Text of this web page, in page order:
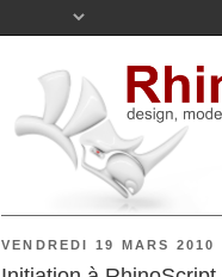
VENDREDI 19 MARS 2010